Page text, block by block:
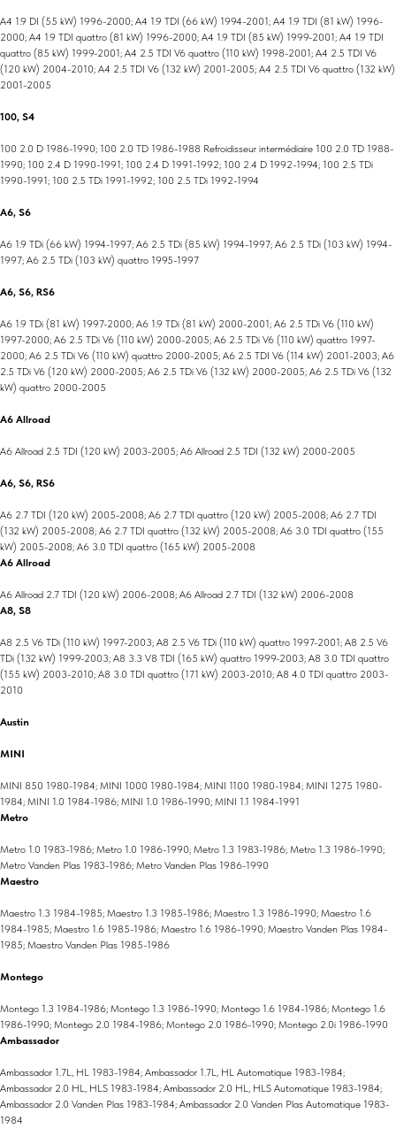
A4 1.9 DI (55 kW) 1996-2000; A4 1.9 TDI (66 kW) 1994-2001; A4 1.9 TDI (81 kW) 1996-
2000; A4 1.9 TDI quattro (81 kW) 1996-2000; A4 1.9 TDI (85 kW) 1999-2001; A4 1.9 TDI
quattro (85 kW) 1999-2001; A4 2.5 TDI V6 quattro (110 kW) 1998-2001; A4 2.5 TDI V6
(120 kW) 2004-2010; A4 2.5 TDI V6 (132 kW) 2001-2005; A4 2.5 TDI V6 quattro (132 kW)
2001-2005
100, S4
100 2.0 D 1986-1990; 100 2.0 TD 1986-1988 Refroidisseur intermédiaire 100 2.0 TD 1988-
1990; 100 2.4 D 1990-1991; 100 2.4 D 1991-1992; 100 2.4 D 1992-1994; 100 2.5 TDi
1990-1991; 100 2.5 TDi 1991-1992; 100 2.5 TDi 1992-1994
A6, S6
A6 1.9 TDi (66 kW) 1994-1997; A6 2.5 TDi (85 kW) 1994-1997; A6 2.5 TDi (103 kW) 1994-
1997; A6 2.5 TDi (103 kW) quattro 1995-1997
A6, S6, RS6
A6 1.9 TDi (81 kW) 1997-2000; A6 1.9 TDi (81 kW) 2000-2001; A6 2.5 TDi V6 (110 kW)
1997-2000; A6 2.5 TDi V6 (110 kW) 2000-2005; A6 2.5 TDi V6 (110 kW) quattro 1997-
2000; A6 2.5 TDi V6 (110 kW) quattro 2000-2005; A6 2.5 TDI V6 (114 kW) 2001-2003; A6
2.5 TDi V6 (120 kW) 2000-2005; A6 2.5 TDi V6 (132 kW) 2000-2005; A6 2.5 TDi V6 (132
kW) quattro 2000-2005
A6 Allroad
A6 Allroad 2.5 TDI (120 kW) 2003-2005; A6 Allroad 2.5 TDI (132 kW) 2000-2005
A6, S6, RS6
A6 2.7 TDI (120 kW) 2005-2008; A6 2.7 TDI quattro (120 kW) 2005-2008; A6 2.7 TDI
(132 kW) 2005-2008; A6 2.7 TDI quattro (132 kW) 2005-2008; A6 3.0 TDI quattro (155
kW) 2005-2008; A6 3.0 TDI quattro (165 kW) 2005-2008
A6 Allroad
A6 Allroad 2.7 TDI (120 kW) 2006-2008; A6 Allroad 2.7 TDI (132 kW) 2006-2008
A8, S8
A8 2.5 V6 TDi (110 kW) 1997-2003; A8 2.5 V6 TDi (110 kW) quattro 1997-2001; A8 2.5 V6
TDi (132 kW) 1999-2003; A8 3.3 V8 TDI (165 kW) quattro 1999-2003; A8 3.0 TDI quattro
(155 kW) 2003-2010; A8 3.0 TDI quattro (171 kW) 2003-2010; A8 4.0 TDI quattro 2003-
2010
Austin
MINI
MINI 850 1980-1984; MINI 1000 1980-1984; MINI 1100 1980-1984; MINI 1275 1980-
1984; MINI 1.0 1984-1986; MINI 1.0 1986-1990; MINI 1.1 1984-1991
Metro
Metro 1.0 1983-1986; Metro 1.0 1986-1990; Metro 1.3 1983-1986; Metro 1.3 1986-1990;
Metro Vanden Plas 1983-1986; Metro Vanden Plas 1986-1990
Maestro
Maestro 1.3 1984-1985; Maestro 1.3 1985-1986; Maestro 1.3 1986-1990; Maestro 1.6
1984-1985; Maestro 1.6 1985-1986; Maestro 1.6 1986-1990; Maestro Vanden Plas 1984-
1985; Maestro Vanden Plas 1985-1986
Montego
Montego 1.3 1984-1986; Montego 1.3 1986-1990; Montego 1.6 1984-1986; Montego 1.6
1986-1990; Montego 2.0 1984-1986; Montego 2.0 1986-1990; Montego 2.0i 1986-1990
Ambassador
Ambassador 1.7L, HL 1983-1984; Ambassador 1.7L, HL Automatique 1983-1984;
Ambassador 2.0 HL, HLS 1983-1984; Ambassador 2.0 HL, HLS Automatique 1983-1984;
Ambassador 2.0 Vanden Plas 1983-1984; Ambassador 2.0 Vanden Plas Automatique 1983-
1984